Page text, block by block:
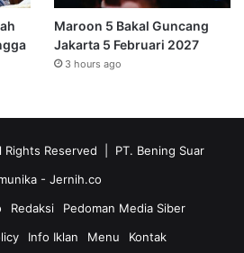
Maroon 5 Bakal Guncang
Jakarta 5 Februari 2027
3 hours ago
Reserved | PT. Bening Suar
- Jernih.co
Redaksi
Pedoman Media Siber
Info Iklan Menu Kontak